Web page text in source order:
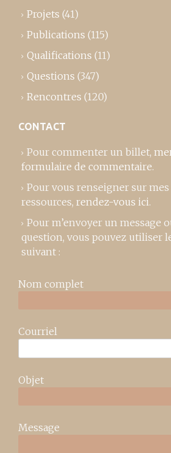
Projets (41)
Publications (115)
Qualifications (11)
Questions (347)
Rencontres (120)
CONTACT
Pour commenter un billet,
formulaire de commentaire.
Pour vous renseigner sur
ressources, rendez-vous ici.
Pour m’envoyer un message
question, vous pouvez utiliser
suivant :
Nom complet
Courriel
Objet
Message